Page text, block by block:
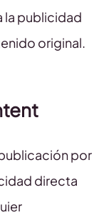
la publicidad
original.
por
directa